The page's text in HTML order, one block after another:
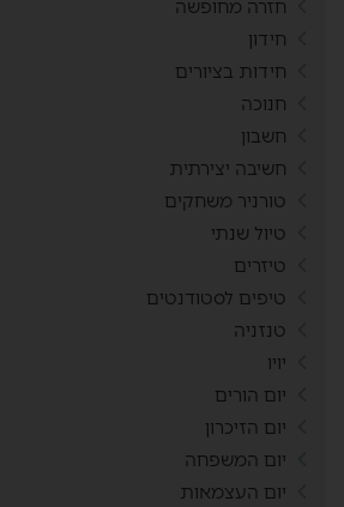
חזרה מחופשה
חידון
חידות בציורים
חנוכה
חשבון
חשיבה יצירתית
טורניר משחקים
טיול שנתי
טיזרים
טיפים לסטודנטים
טנזניה
יויו
יום הורים
יום הזיכרון
יום המשפחה
יום העצמאות